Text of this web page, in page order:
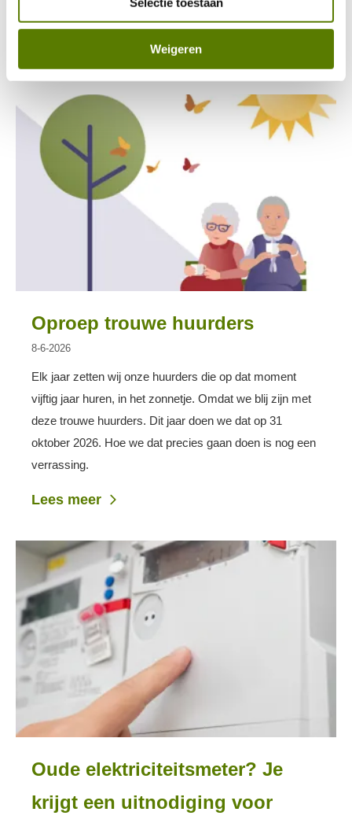
Weigeren
bouwplaats! We hebben het hoogste punt bereikt.
Oproep trouwe huurders
8-6-2026
Elk jaar zetten wij onze huurders die op dat moment
vijftig jaar huren, in het zonnetje. Omdat we blij zijn met
deze trouwe huurders. Dit jaar doen we dat op 31
oktober 2026. Hoe we dat precies gaan doen is nog een
verrassing.
Lees meer
Oude elektriciteitsmeter? Je
krijgt een uitnodiging voor